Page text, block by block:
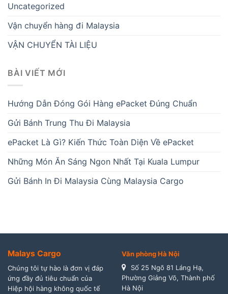
Uncategorized
Vận chuyển hàng đi Malaysia
VẬN CHUYỂN TÀI LIỆU
BÀI VIẾT MỚI
Hướng Dẫn Đóng Gói Hàng ePacket Đúng Chuẩn
Gửi Bánh Trung Thu Đi Malaysia
ePacket Là Gì? Kiến Thức Toàn Diện Về ePacket
Những Món Ăn Sáng Ngon Nhất Tại Kuala Lumpur
Gửi Bánh In Đi Malaysia Cùng Malaysia Cargo
Malays Cargo
Chúng tôi tự hào là đơn vị đáp
ứng đầy đủ tiêu chuẩn của
Hiệp hội hàng không quốc tế
Văn phòng Hà Nội
Số 25 Ngõ 81 Láng Hạ,
Phường Giảng Võ, Thành phố
Hà Nội